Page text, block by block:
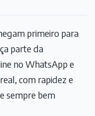
primeiro para
parte da
no WhatsApp e
com rapidez e
sempre bem